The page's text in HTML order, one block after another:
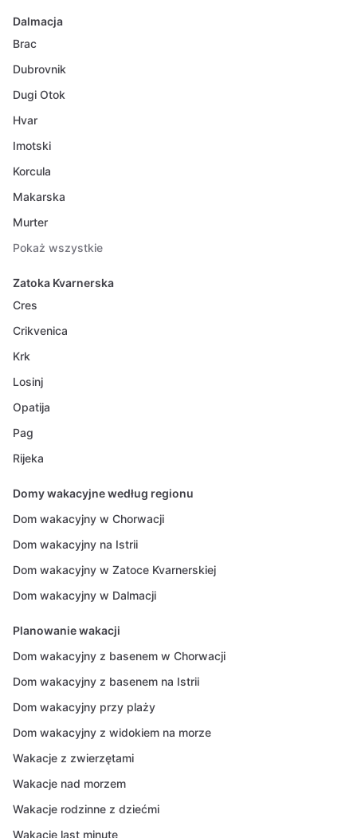
Dalmacja
Brac
Dubrovnik
Dugi Otok
Hvar
Imotski
Korcula
Makarska
Murter
Pokaż wszystkie
Zatoka Kvarnerska
Cres
Crikvenica
Krk
Losinj
Opatija
Pag
Rijeka
Domy wakacyjne według regionu
Dom wakacyjny w Chorwacji
Dom wakacyjny na Istrii
Dom wakacyjny w Zatoce Kvarnerskiej
Dom wakacyjny w Dalmacji
Planowanie wakacji
Dom wakacyjny z basenem w Chorwacji
Dom wakacyjny z basenem na Istrii
Dom wakacyjny przy plaży
Dom wakacyjny z widokiem na morze
Wakacje z zwierzętami
Wakacje nad morzem
Wakacje rodzinne z dziećmi
Wakacje last minute